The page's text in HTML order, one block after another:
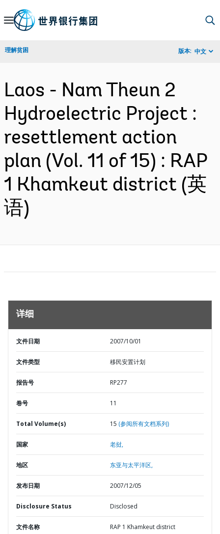
Skip
Navigation
理解贫困 版本: 中文
Laos - Nam Theun 2
Hydroelectric Project :
resettlement action
plan (Vol. 11 of 15) : RAP
1 Khamkeut district (英
语)
详细
文件日期 2007/10/01
文件类型 移民安置计划
报告号 RP277
卷号 11
Total Volume(s) 15 (参阅所有文档系列)
国家 老挝,
地区 东亚与太平洋区,
发布日期 2007/12/05
Disclosure Status Disclosed
文件名称 RAP 1 Khamkeut district